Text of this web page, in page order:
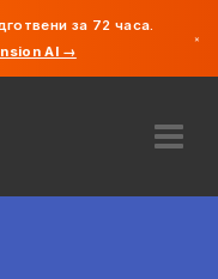
за 72 часа.
AI →
×